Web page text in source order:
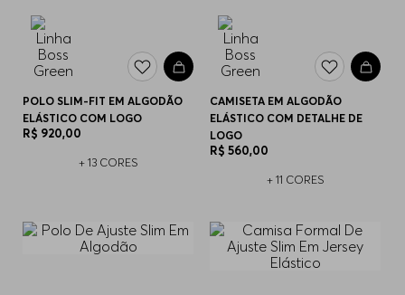
POLO SLIM-FIT EM ALGODÃO
ELÁSTICO COM LOGO
R$ 920,00
+ 13 CORES
CAMISETA EM ALGODÃO
ELÁSTICO COM DETALHE DE
LOGO
R$ 560,00
+ 11 CORES